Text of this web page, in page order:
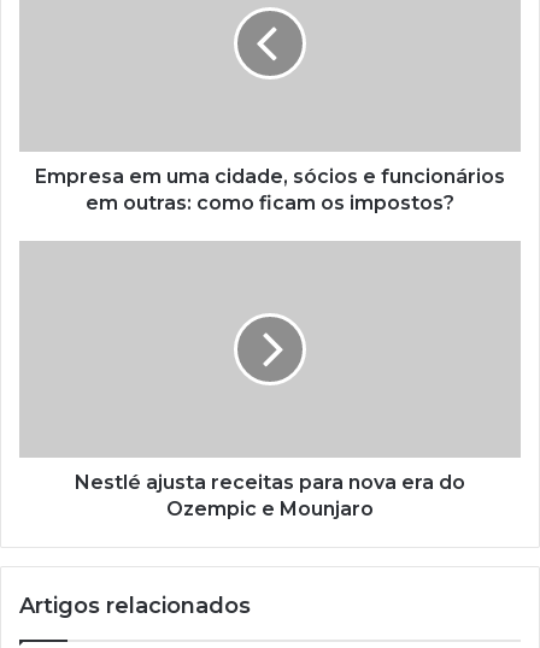
Empresa em uma cidade, sócios e funcionários
em outras: como ficam os impostos?
Nestlé ajusta receitas para nova era do
Ozempic e Mounjaro
Artigos relacionados